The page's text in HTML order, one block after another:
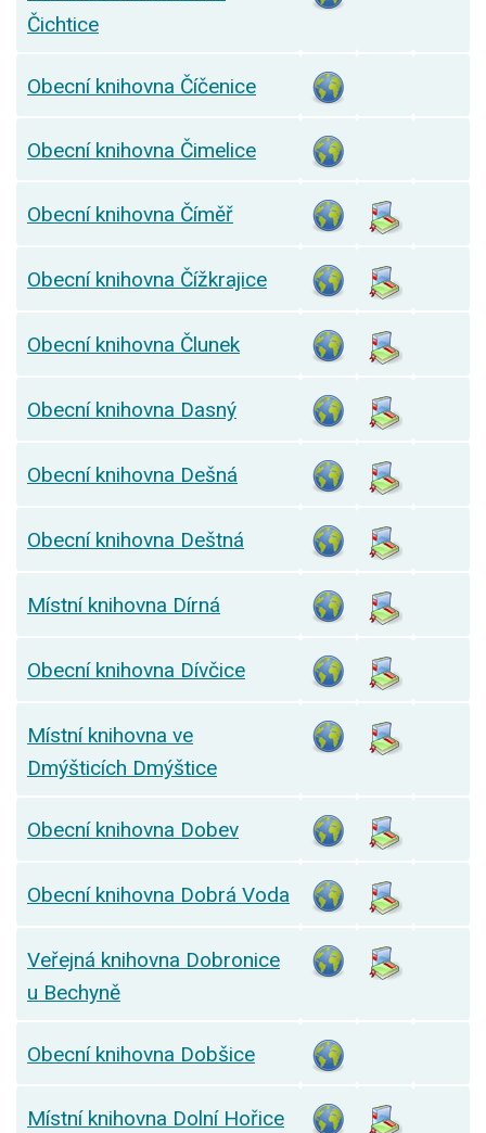
Čichtice
Obecní knihovna Číčenice
Obecní knihovna Čimelice
Obecní knihovna Číměř
Obecní knihovna Čížkrajice
Obecní knihovna Člunek
Obecní knihovna Dasný
Obecní knihovna Dešná
Obecní knihovna Deštná
Místní knihovna Dírná
Obecní knihovna Dívčice
Místní knihovna ve
Dmýšticích Dmýštice
Obecní knihovna Dobev
Obecní knihovna Dobrá Voda
Veřejná knihovna Dobronice
u Bechyně
Obecní knihovna Dobšice
Místní knihovna Dolní Hořice